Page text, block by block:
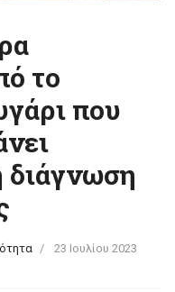
το
που
διάγνωση
23 Ιουλίου 2023